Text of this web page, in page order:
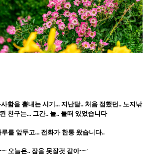
함을 뽐내는 시기... 지난달.. 처음 접했던.. 노지낚
친구는... 그간.. 늘.. 들떠 있었습니다
를 앞두고... 전화가 한통 왔습니다..
오늘은.. 잠을 못잘것 같아~~'